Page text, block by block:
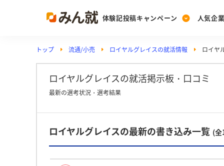
体験記投稿キャンペーン
Post
投稿する
人気企
Ranking
ランキングを見る
Vote
投票する
PickUp
注目の企業特集
動画で知ろう！業界
トップ 流通/小売 ロイヤルグレイスの就活情報 ロイヤ
ロイヤルグレイスの就活掲示板・口コミ
最新の選考状況・選考結果
ロイヤルグレイスの最新の書き込み一覧 (